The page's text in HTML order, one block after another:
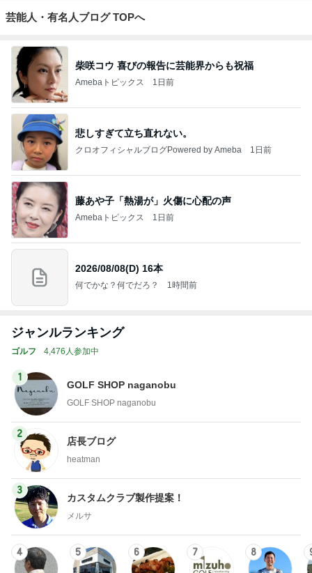
芸能人・有名人ブログ TOPへ
柴咲コウ 喜びの報告に芸能界からも祝福
Amebaトピックス 1日前
悲しすぎて立ち直れない。
クロオフィシャルブログPowered by Ameba 1日前
藤あや子「熱湯が」火傷に心配の声
Amebaトピックス 1日前
2026/08/08(D) 16本
何でかな？何でだろ？ 1時間前
ジャンルランキング
ゴルフ 4,476人参加中
1
GOLF SHOP naganobu
GOLF SHOP naganobu
2
店長ブログ
heatman
3
カスタムクラブ製作提案！
メルサ
4 5 6 7 8